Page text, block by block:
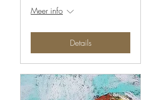
Meer info
Details